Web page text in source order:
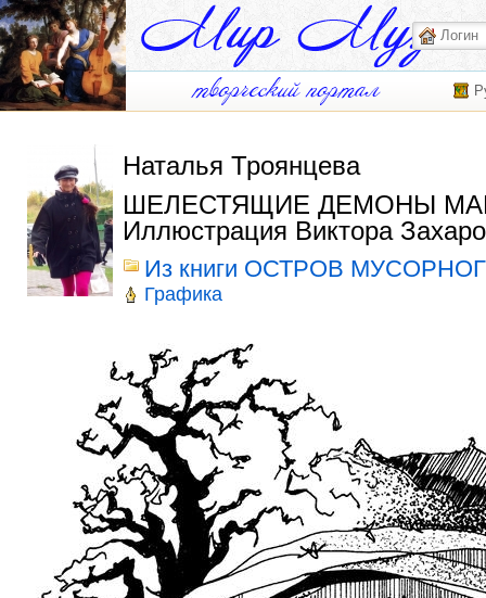
Наталья Троянцева
ШЕЛЕСТЯЩИЕ ДЕМОНЫ
Иллюстрация Виктора
Из книги ОСТРОВ
Графика